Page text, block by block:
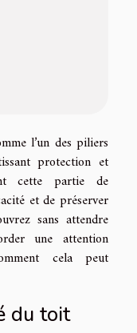
l’un des piliers
protection et
cette partie de
et de préserver
sans attendre
une attention
cela peut
du toit